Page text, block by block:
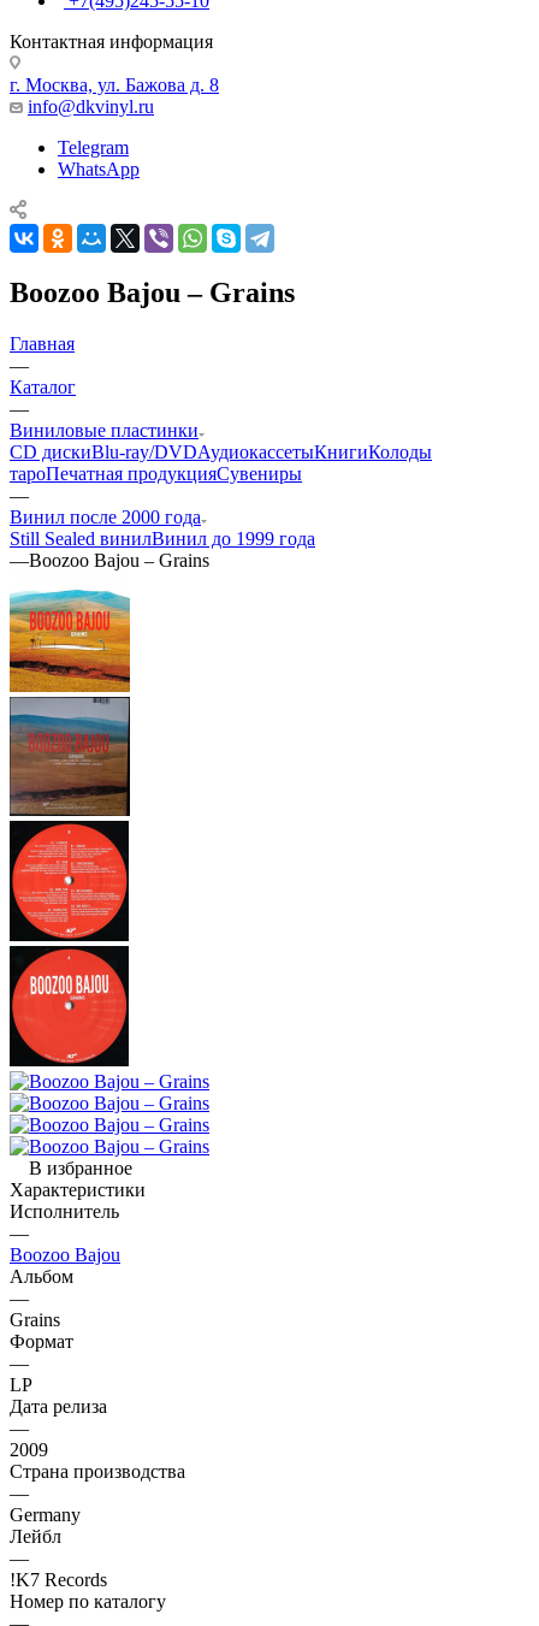
Контактная информация
г. Москва, ул. Бажова д. 8
info@dkvinyl.ru
Telegram
WhatsApp
Boozoo Bajou – Grains
Главная
—
Каталог
—
Виниловые пластинки
CD дискиBlu-ray/DVDАудиокассетыКнигиКолоды
тароПечатная продукцияСувениры
—
Винил после 2000 года
Still Sealed винилВинил до 1999 года
—Boozoo Bajou – Grains
В избранное
Характеристики
Исполнитель
—
Boozoo Bajou
Альбом
—
Grains
Формат
—
LP
Дата релиза
—
2009
Страна производства
—
Germany
Лейбл
—
!K7 Records
Номер по каталогу